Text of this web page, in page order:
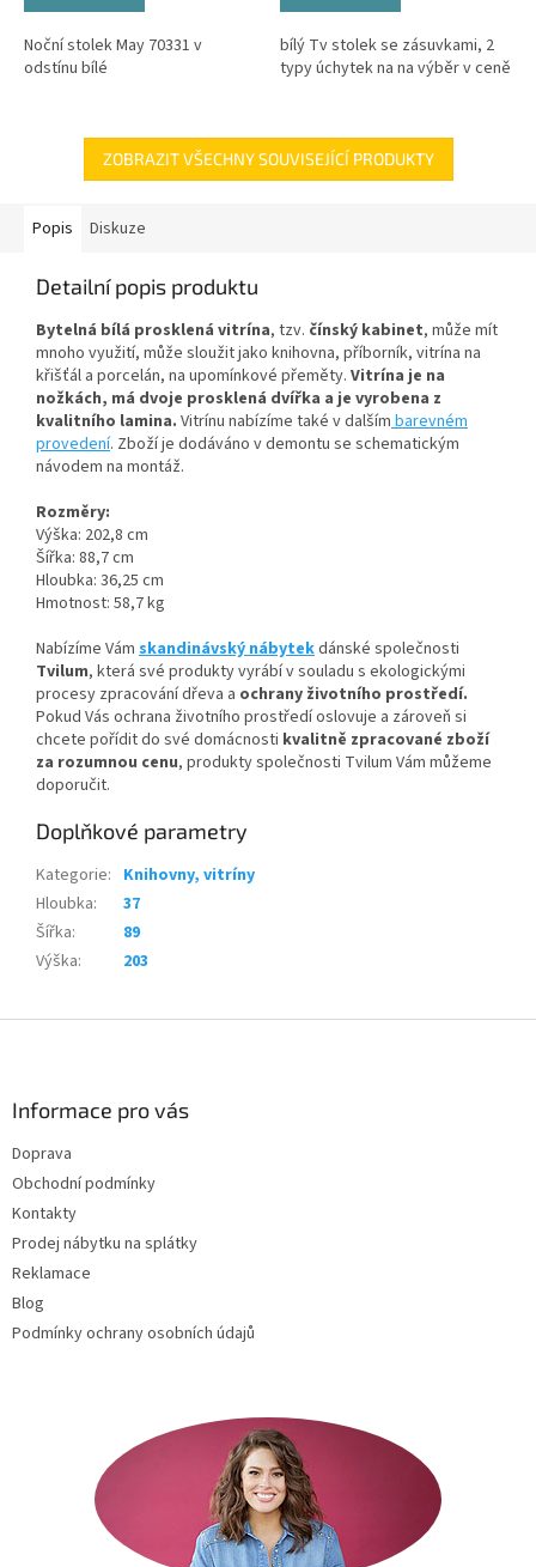
Noční stolek May 70331 v
odstínu bílé
bílý Tv stolek se zásuvkami, 2
typy úchytek na na výběr v ceně
ZOBRAZIT VŠECHNY SOUVISEJÍCÍ PRODUKTY
Popis Diskuze
Detailní popis produktu
Bytelná bílá prosklená vitrína, tzv. čínský kabinet, může mít
mnoho využití, může sloužit jako knihovna, příborník, vitrína na
křišťál a porcelán, na upomínkové přeměty. Vitrína je na
nožkách, má dvoje prosklená dvířka a je vyrobena z
kvalitního lamina. Vitrínu nabízíme také v dalším barevném
provedení. Zboží je dodáváno v demontu se schematickým
návodem na montáž.
Rozměry:
Výška: 202,8 cm
Šířka: 88,7 cm
Hloubka: 36,25 cm
Hmotnost: 58,7 kg
Nabízíme Vám skandinávský nábytekdánské společnosti
Tvilum, která své produkty vyrábí v souladu s ekologickými
procesy zpracování dřeva a ochrany životního prostředí.
Pokud Vás ochrana životního prostředí oslovuje a zároveň si
chcete pořídit do své domácnosti kvalitně zpracované zboží
za rozumnou cenu, produkty společnosti Tvilum Vám můžeme
doporučit.
Doplňkové parametry
Kategorie: Knihovny, vitríny
Hloubka:
37
Šířka:
89
Výška: 203
Informace pro vás
Doprava
Obchodní podmínky
Kontakty
Prodej nábytku na splátky
Reklamace
Blog
Podmínky ochrany osobních údajů